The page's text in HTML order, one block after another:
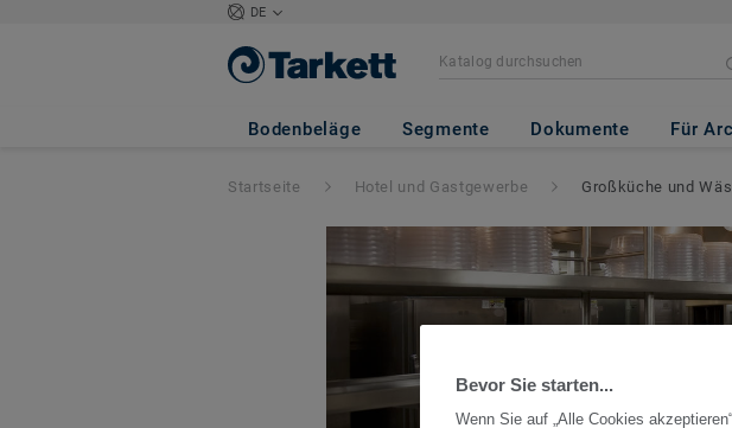
DE
Bodenbeläge Segmente Dokumente Für
Startseite Hotel und Gastgewerbe Großküche und
Bevor Sie starten...
Wenn Sie auf „Alle Cookies